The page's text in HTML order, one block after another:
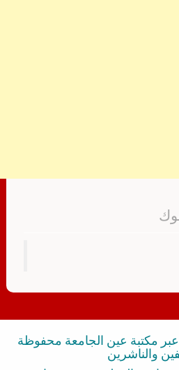
مكتبة عين الجامعة محفوظة
والناشرين